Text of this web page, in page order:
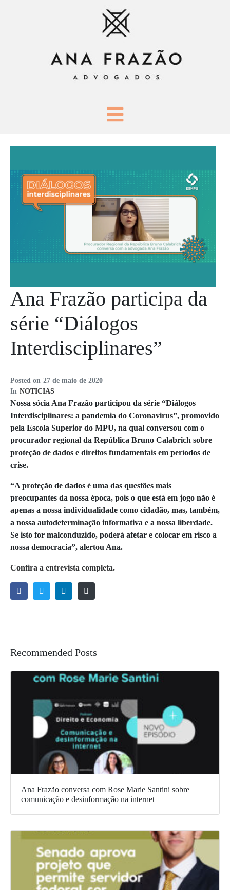
Posted on 27 de maio de 2020
In NOTICIAS
Ana Frazão participa da
série “Diálogos
Interdisciplinares”
Nossa sócia Ana Frazão participou da série “Diálogos
Interdisciplinares: a pandemia do Coronavirus”, promovido
pela Escola Superior do MPU, na qual conversou com o
procurador regional da República Bruno Calabrich sobre
proteção de dados e direitos fundamentais em períodos de
crise.
“A proteção de dados é uma das questões mais
preocupantes da nossa época, pois o que está em jogo não é
apenas a nossa individualidade como cidadão, mas, também,
a nossa autodeterminação informativa e a nossa liberdade.
Se isto for malconduzido, poderá afetar e colocar em risco a
nossa democracia”, alertou Ana.
Confira a entrevista completa.
Recommended Posts
Ana Frazão conversa com Rose Marie Santini sobre
comunicação e desinformação na internet